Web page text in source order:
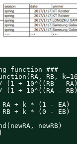
function ###
RB,
(1 + 10^((RB -
(1 + 10^((RA -
RA + k * (1 - EA)
RB + k * (0 - EB)
newRB)